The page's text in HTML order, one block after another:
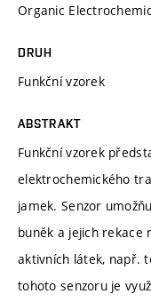
Organic
DRUH
Funkční vzorek
ABSTRAKT
Funkční vzorek
elektrochemického
jamek. Senzor
buněk a jejich rekace
aktivních látek, např.
tohoto senzoru je